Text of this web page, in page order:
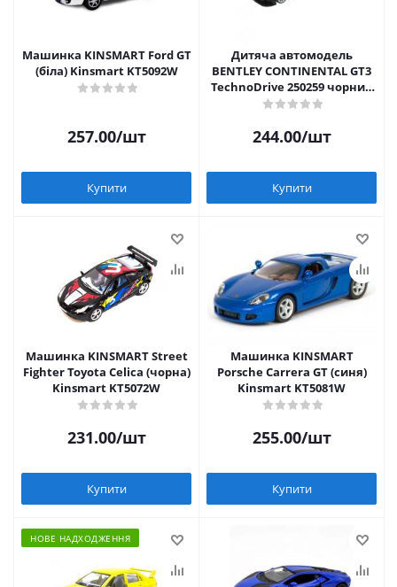
Машинка KINSMART Ford GT
(біла) Kinsmart KT5092W
257.00/шт
Купити
Дитяча автомодель
BENTLEY CONTINENTAL GT3
TechnoDrive 250259 чорний
матовий
244.00/шт
Купити
Машинка KINSMART Street
Fighter Toyota Celica (чорна)
Kinsmart KT5072W
231.00/шт
Купити
Машинка KINSMART
Porsche Carrera GT (синя)
Kinsmart KT5081W
255.00/шт
Купити
НОВЕ НАДХОДЖЕННЯ